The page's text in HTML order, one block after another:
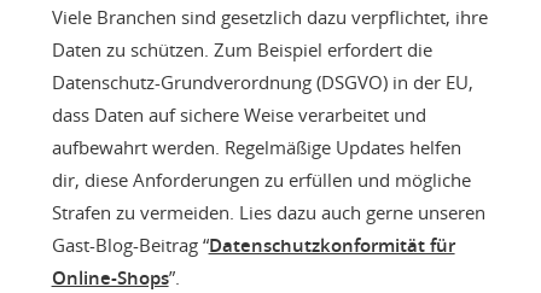
Viele Branchen sind gesetzlich dazu verpflichtet, ihre
Daten zu schützen. Zum Beispiel erfordert die
Datenschutz-Grundverordnung (DSGVO) in der EU,
dass Daten auf sichere Weise verarbeitet und
aufbewahrt werden. Regelmäßige Updates helfen
dir, diese Anforderungen zu erfüllen und mögliche
Strafen zu vermeiden. Lies dazu auch gerne unseren
Gast-Blog-Beitrag “Datenschutzkonformität für
Online-Shops”.